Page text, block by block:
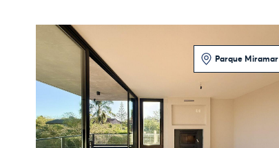
Parque Miramar
2 Dormitorios